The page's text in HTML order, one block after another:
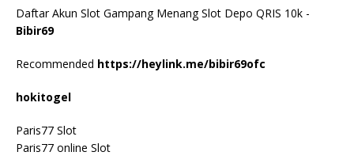
Daftar Akun Slot Gampang Menang Slot Depo QRIS 10k -
Bibir69
Recommended https://heylink.me/bibir69ofc
hokitogel
Paris77 Slot
Paris77 online Slot